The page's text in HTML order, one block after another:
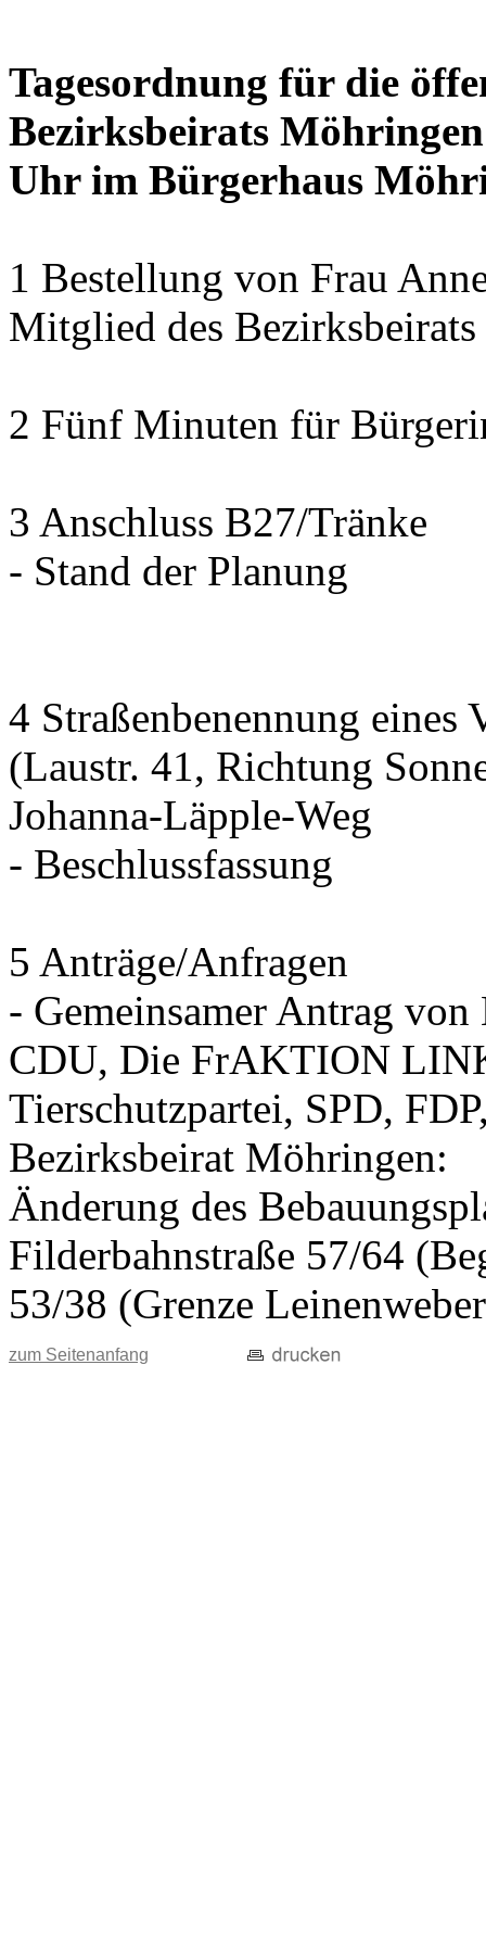
Tagesordnung für die
Bezirksbeirats
Uhr im Bürgerhaus
1 Bestellung von Frau
Mitglied des
2 Fünf Minuten für
3 Anschluss B27/Tränke
- Stand der Planung
4 Straßenbenennung eines
(Laustr. 41, Richtung
Johanna-Läpple-Weg
- Beschlussfassung
5 Anträge/Anfragen
- Gemeinsamer Antrag
CDU, Die FrAKTION
Tierschutzpartei, SPD,
Bezirksbeirat Möhringen:
Änderung des
Filderbahnstraße 57/64
53/38 (Grenze
zum Seitenanfang